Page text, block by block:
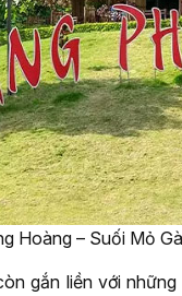
Hoàng – Suối Mỏ
gắn liền với